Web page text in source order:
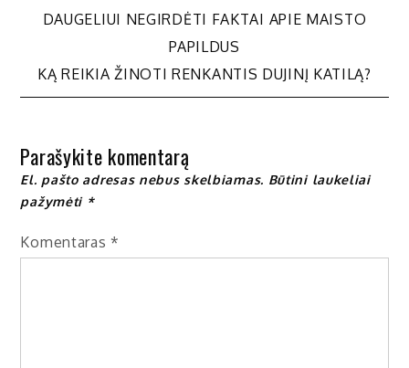
Navigacija
tarp
DAUGELIUI NEGIRDĖTI FAKTAI APIE MAISTO
PAPILDUS
KĄ REIKIA ŽINOTI RENKANTIS DUJINĮ KATILĄ?
Parašykite komentarą
El. pašto adresas nebus skelbiamas. Būtini laukeliai
pažymėti *
Komentaras *